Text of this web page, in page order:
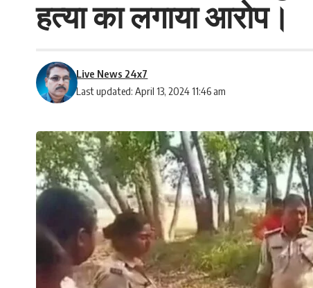
हत्या का लगाया आरोप।
Last updated: April 13, 2024 11:46 am
Live News 24x7